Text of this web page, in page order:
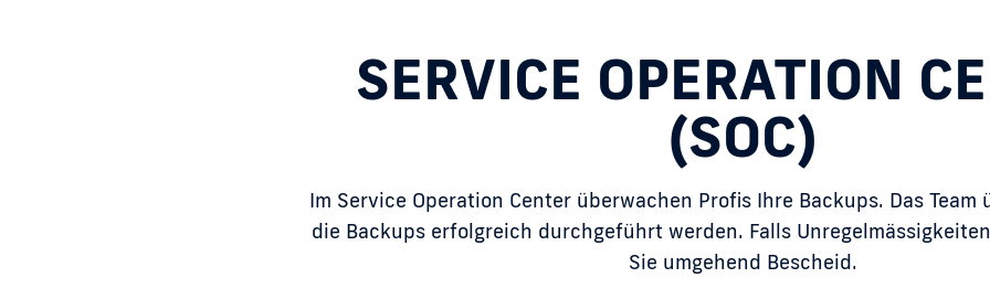
SERVICE OPERATION
(SOC)
Im Service Operation Center überwachen Profis Ihre Backups. Das
die Backups erfolgreich durchgeführt werden. Falls
Sie umgehend Bescheid.